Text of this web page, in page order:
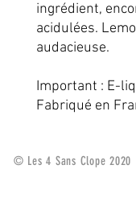
ingrédient,
acidulées.
audacieuse.
Important : E-
Fabriqué en
© Les 4 Sans Clope 2020